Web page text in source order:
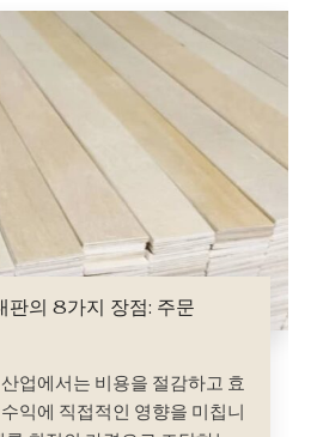
판의 8가지 장점: 주문
업에서는 비용을 절감하고 효
익에 직접적인 영향을 미칩니